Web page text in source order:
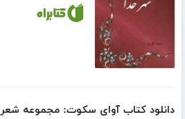
دانلود کتاب آوای سکوت: مجموعه شعر